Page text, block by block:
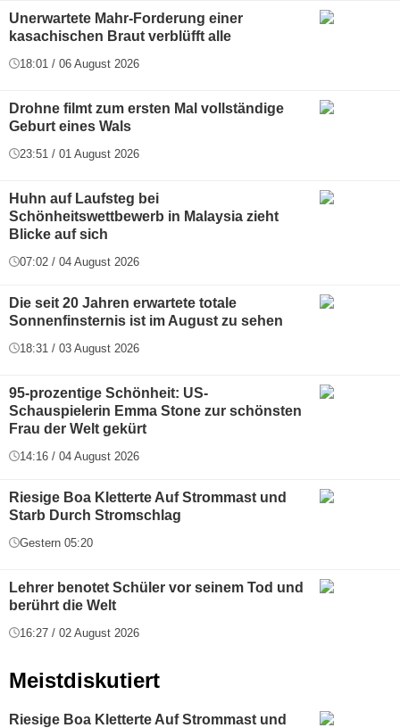
Unerwartete Mahr-Forderung einer
kasachischen Braut verblüfft alle
18:01 / 06 August 2026
Drohne filmt zum ersten Mal vollständige
Geburt eines Wals
23:51 / 01 August 2026
Huhn auf Laufsteg bei
Schönheitswettbewerb in Malaysia zieht
Blicke auf sich
07:02 / 04 August 2026
Die seit 20 Jahren erwartete totale
Sonnenfinsternis ist im August zu sehen
18:31 / 03 August 2026
95-prozentige Schönheit: US-
Schauspielerin Emma Stone zur schönsten
Frau der Welt gekürt
14:16 / 04 August 2026
Riesige Boa Kletterte Auf Strommast und
Starb Durch Stromschlag
Gestern 05:20
Lehrer benotet Schüler vor seinem Tod und
berührt die Welt
16:27 / 02 August 2026
Meistdiskutiert
Riesige Boa Kletterte Auf Strommast und